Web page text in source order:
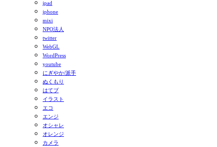
ipad
iphone
mixi
NPO法人
twitter
WebGL
WordPress
youtube
にぎやか/派手
ぬくもり
はてブ
イラスト
エコ
エンジ
オシャレ
オレンジ
カメラ